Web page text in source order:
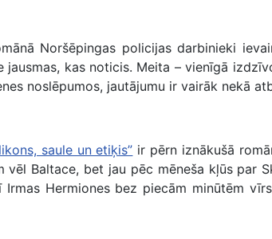
Noršēpingas policijas darbinieki
kas noticis. Meita – vienīgā
noslēpumos, jautājumu ir vairāk nekā
saule un etiķis” ir pērn iznākušā
Baltace, bet jau pēc mēneša kļūs par
Hermiones bez piecām minūtēm